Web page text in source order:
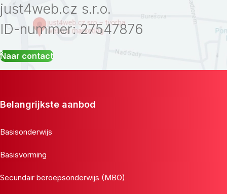
just4web.cz s.r.o.
ID-nummer: 27547876
Naar contact
Belangrijkste aanbod
Basisonderwijs
Basisvorming
Secundair beroepsonderwijs (MBO)